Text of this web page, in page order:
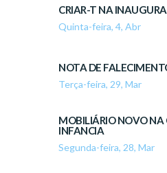
CRIAR-T NA
Quinta-feira, 4, Abr
NOTA DE
Terça-feira, 29, Mar
MOBILIÁRIO NOVO NA
INFANCIA
Segunda-feira, 28, Mar